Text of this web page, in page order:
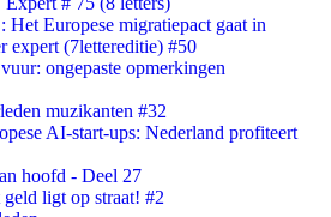
Het Europese migratiepact gaat in
expert (7lettereditie) #50
ongepaste opmerkingen
muzikanten #32
AI-start-ups: Nederland profiteert
hoofd - Deel 27
ligt op straat! #2